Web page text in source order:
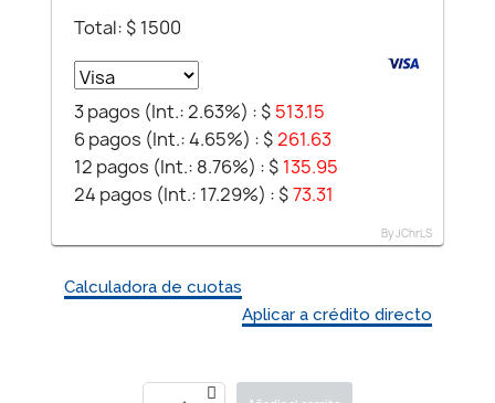
Total: $ 1500
3 pagos (Int.: 2.63%) : $ 513.15
6 pagos (Int.: 4.65%) : $ 261.63
12 pagos (Int.: 8.76%) : $ 135.95
24 pagos (Int.: 17.29%) : $ 73.31
By JChrLS
Calculadora de cuotas
Aplicar a crédito directo